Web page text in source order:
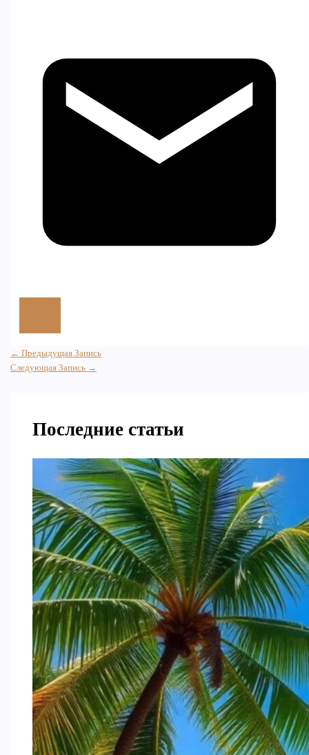
← Предыдущая Запись
Следующая Запись →
Последние статьи